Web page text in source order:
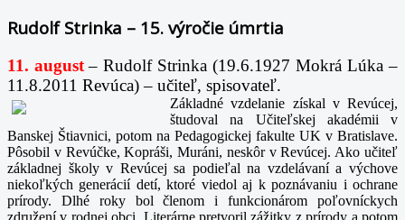
Rudolf Strinka – 15. výročie úmrtia
11. august – Rudolf Strinka (19.6.1927 Mokrá Lúka –
11.8.2011 Revúca) – učiteľ, spisovateľ.
Základné vzdelanie získal v Revúcej,
študoval na Učiteľskej akadémii v
Banskej Štiavnici, potom na Pedagogickej fakulte UK v Bratislave.
Pôsobil v Revúčke, Kopráši, Muráni, neskôr v Revúcej. Ako učiteľ
základnej školy v Revúcej sa podieľal na vzdelávaní a výchove
niekoľkých generácií detí, ktoré viedol aj k poznávaniu i ochrane
prírody. Dlhé roky bol členom i funkcionárom poľovníckych
združení v rodnej obci. Literárne pretvoril zážitky z prírody a potom